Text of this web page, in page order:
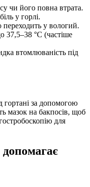
чи його повна втрата.
у горлі.
у вологий.
37,5–38 °C (частіше
втомлюваність під
гортані за допомогою
мазок на бакпосів, щоб
для